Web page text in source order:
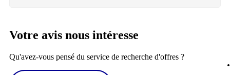
Votre avis nous intéresse
Qu'avez-vous pensé du service de recherche d'offres ?